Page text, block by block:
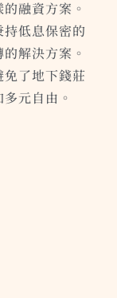
融資方案。
低息保密的
解決方案。
了地下錢莊
元自由。